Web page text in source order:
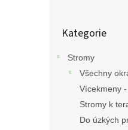
kategorie
Kategorie
Stromy
Všechny
Vícekmeny
Stromy k
Do úzkých